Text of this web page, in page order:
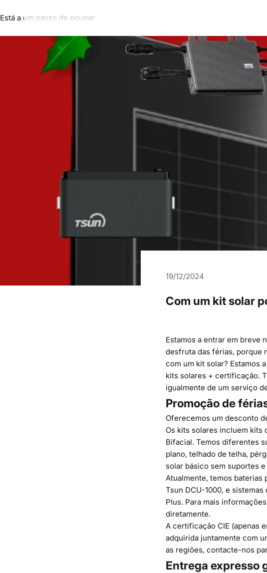
Está a um passo de poupar
19/12/2024
Com um kit solar
Estamos a entrar em breve
desfruta das férias, porque
com um kit solar? Estamos
kits solares + certificação.
igualmente de um serviço
Promoção de
Oferecemos um desconto
Os kits solares incluem kits
Bifacial. Temos diferentes
plano, telhado de telha,
solar básico sem suportes
Atualmente, temos baterias
Tsun DCU-1000, e sistemas
Plus. Para mais
diretamente.
A certificação CIE (apenas
adquirida juntamente com
as regiões, contacte-nos
Entrega expresso